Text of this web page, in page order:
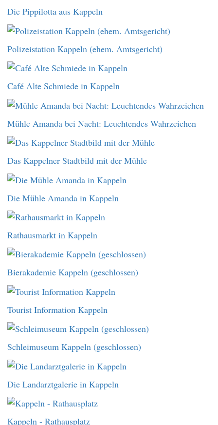
Die Pippilotta aus Kappeln
Polizeistation Kappeln (ehem. Amtsgericht)
Café Alte Schmiede in Kappeln
Mühle Amanda bei Nacht: Leuchtendes Wahrzeichen
Das Kappelner Stadtbild mit der Mühle
Die Mühle Amanda in Kappeln
Rathausmarkt in Kappeln
Bierakademie Kappeln (geschlossen)
Tourist Information Kappeln
Schleimuseum Kappeln (geschlossen)
Die Landarztgalerie in Kappeln
Kappeln - Rathausplatz